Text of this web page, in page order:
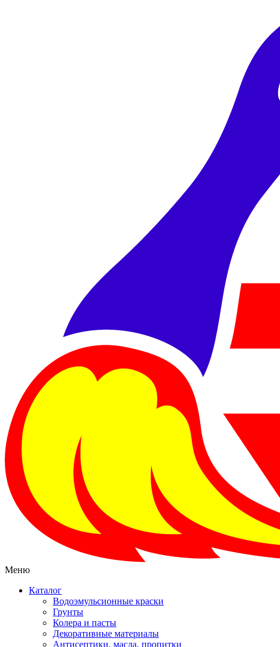
Меню
Каталог
Водоэмульсионные краски
Грунты
Колера и пасты
Декоративные материалы
Антисептики, масла, пропитки